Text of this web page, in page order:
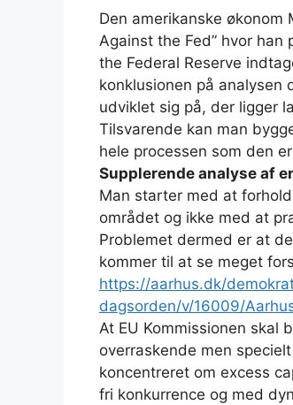
Den amerikanske økonom
Against the Fed” hvor han
the Federal Reserve
konklusionen på
udviklet sig på, der ligger
Tilsvarende kan man
hele processen som den
Supplerende analyse af
Man starter med at
området og ikke med at
Problemet dermed er at
kommer til at se meget
https://aarhus.dk/
dagsorden/v/16009/
At EU Kommissionen skal
overraskende men
koncentreret om excess
fri konkurrence og med